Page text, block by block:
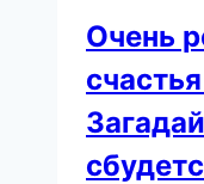
Oчень